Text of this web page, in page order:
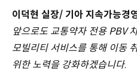
이덕현 실장/ 기아 지속가능경
앞으로도 교통약자 전용 PBV
모빌리티 서비스를 통해 이동
위한 노력을 강화하겠습니다.